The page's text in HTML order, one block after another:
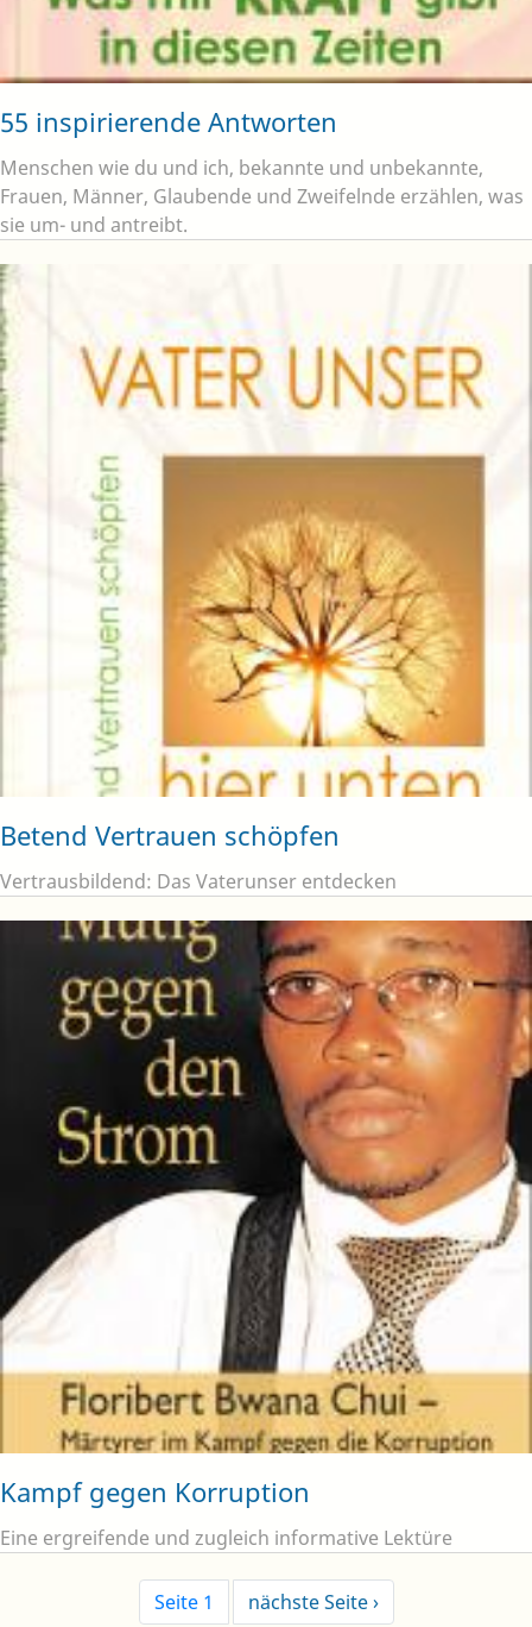
55 inspirierende Antworten
Menschen wie du und ich, bekannte und unbekannte,
Frauen, Männer, Glaubende und Zweifelnde erzählen, was
sie um- und antreibt.
Betend Vertrauen schöpfen
Vertrausbildend: Das Vaterunser entdecken
Kampf gegen Korruption
Eine ergreifende und zugleich informative Lektüre
Seite 1
Nächste
nächste Seite ›